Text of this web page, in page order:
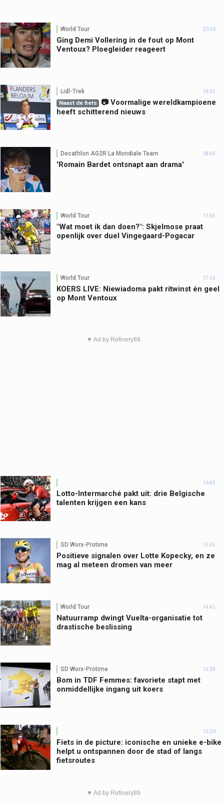
World Tour 20:30
Ging Demi Vollering in de fout op Mont
Ventoux? Ploegleider reageert
Lidl-Trek 19:45
Naast de fiets
📷 Voormalige wereldkampioene
heeft schitterend nieuws
Decathlon AG2R La Mondiale Team 18:45
'Romain Bardet ontsnapt aan drama'
World Tour 17:45
"Wat moet ik dan doen?": Skjelmose praat
openlijk over duel Vingegaard-Pogacar
World Tour 17:54
KOERS LIVE: Niewiadoma pakt ritwinst én geel
op Mont Ventoux
▼ Ad by Refinery89
16:45
Lotto-Intermarché pakt uit: drie Belgische
talenten krijgen een kans
SD Worx-Protime 15:45
Positieve signalen over Lotte Kopecky, en ze
mag al meteen dromen van meer
World Tour 14:45
Natuurramp dwingt Vuelta-organisatie tot
drastische beslissing
SD Worx-Protime 13:39
Bom in TDF Femmes: favoriete stapt met
onmiddellijke ingang uit koers
13:20
Fiets in de picture: iconische en unieke e-bike
helpt u ontspannen door de stad of langs
fietsroutes
▼ Ad by Refinery89